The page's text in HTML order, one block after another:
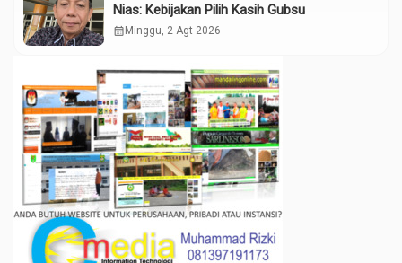
Nias: Kebijakan Pilih Kasih Gubsu
calendar_month Minggu, 2 Agt 2026